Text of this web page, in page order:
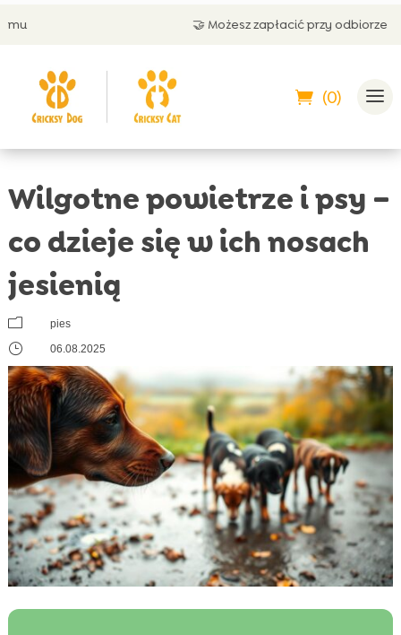
🤝 Możesz zapłacić przy odbiorze
(0)
Wilgotne powietrze i psy –
co dzieje się w ich nosach
jesienią
m pies
} 06.08.2025